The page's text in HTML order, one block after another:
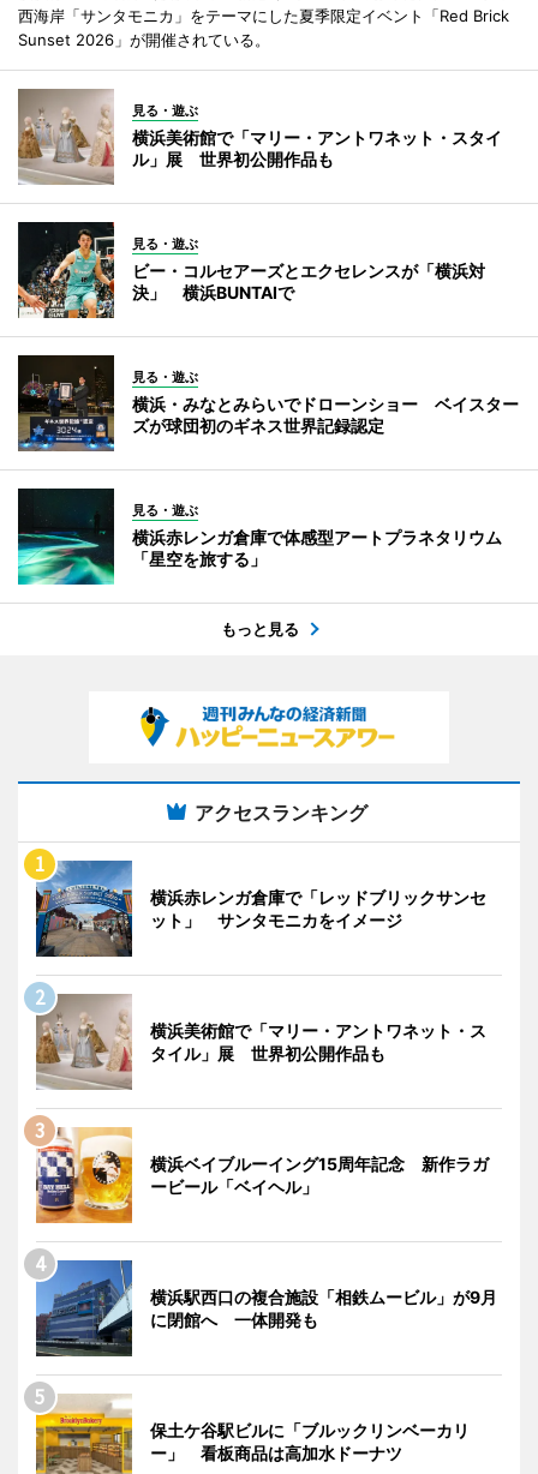
西海岸「サンタモニカ」をテーマにした夏季限定イベント「Red Brick
Sunset 2026」が開催されている。
見る・遊ぶ
横浜美術館で「マリー・アントワネット・スタイ
ル」展 世界初公開作品も
見る・遊ぶ
ビー・コルセアーズとエクセレンスが「横浜対
決」 横浜BUNTAIで
見る・遊ぶ
横浜・みなとみらいでドローンショー ベイスター
ズが球団初のギネス世界記録認定
見る・遊ぶ
横浜赤レンガ倉庫で体感型アートプラネタリウム
「星空を旅する」
もっと見る
アクセスランキング
横浜赤レンガ倉庫で「レッドブリックサンセ
ット」 サンタモニカをイメージ
横浜美術館で「マリー・アントワネット・ス
タイル」展 世界初公開作品も
横浜ベイブルーイング15周年記念 新作ラガ
ービール「ベイヘル」
横浜駅西口の複合施設「相鉄ムービル」が9月
に閉館へ 一体開発も
保土ケ谷駅ビルに「ブルックリンベーカリ
ー」 看板商品は高加水ドーナツ